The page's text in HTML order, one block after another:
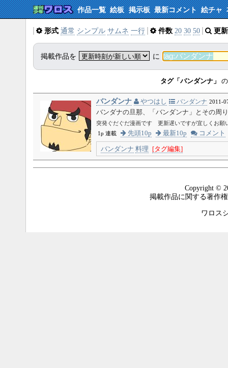
作品一覧 絵板 掲示板 最新コメント 絵チャ
形式 通常 シンプル サムネ 一行 件数 20 30 50 更
掲載作品を に
タグ「バンダンナ」
バンダンナ やつはし バンダンナ 2011-
バンダナの旦那、「バンダンナ」とその周
突発ぐだぐだ漫画です 更新遅いですが宜しくお願
1p 連載
先頭10p 最新10p コメント
バンダンナ 料理 [タグ編集]
Copyright ©
掲載作品に関する著作
ワロス